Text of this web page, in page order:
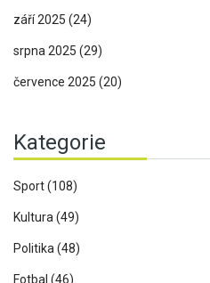
září 2025 (24)
srpna 2025 (29)
července 2025 (20)
Kategorie
Sport(108)
Kultura(49)
Politika(48)
Fotbal (46)